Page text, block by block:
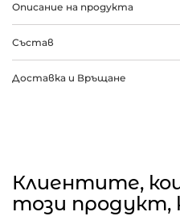
Описание на продукта
Състав
Доставка и Връщане
Клиентите,
този продукт,